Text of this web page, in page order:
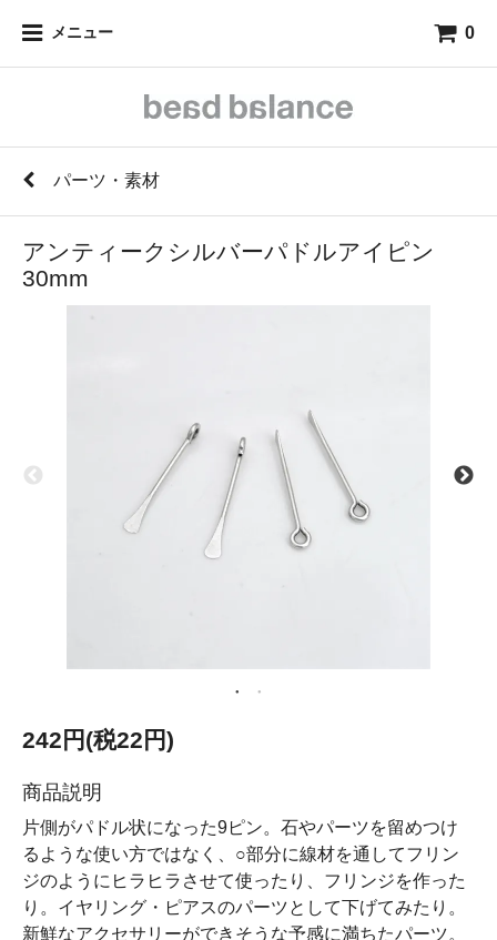
メニュー 0
パーツ・素材
アンティークシルバーパドルアイピン
30mm
242円(税22円)
商品説明
片側がパドル状になった9ピン。石やパーツを留めつけ
るような使い方ではなく、○部分に線材を通してフリン
ジのようにヒラヒラさせて使ったり、フリンジを作った
り。イヤリング・ピアスのパーツとして下げてみたり。
新鮮なアクセサリーができそうな予感に満ちたパーツ。